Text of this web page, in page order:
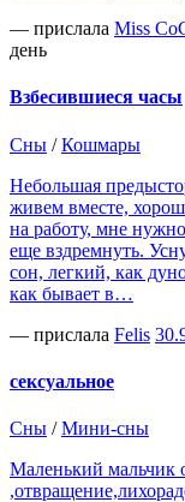
— прислала Miss
день
Взбесившиеся часы
Сны /Кошмары
Небольшая
живем вместе,
на работу, мне
еще вздремнуть.
сон, легкий, как
как бывает в…
— прислала Felis
сексуальное
Сны /Мини-сны
Маленький мальчик